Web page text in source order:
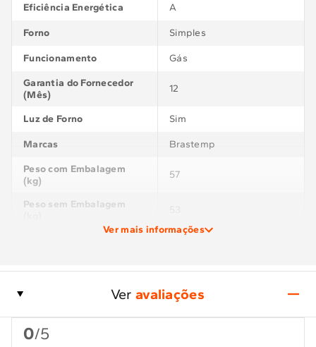
Eficiência Energética A
Forno Simples
Funcionamento Gás
Garantia do Fornecedor
(Mês)
12
Luz de Forno Sim
Marcas Brastemp
Peso com Embalagem
(kg)
57
Peso sem Embalagem
(W)
QUEIMADOR 2 (W) =
2500 | POTÊNCIA
Ver mais informações
Veravaliações
0/5